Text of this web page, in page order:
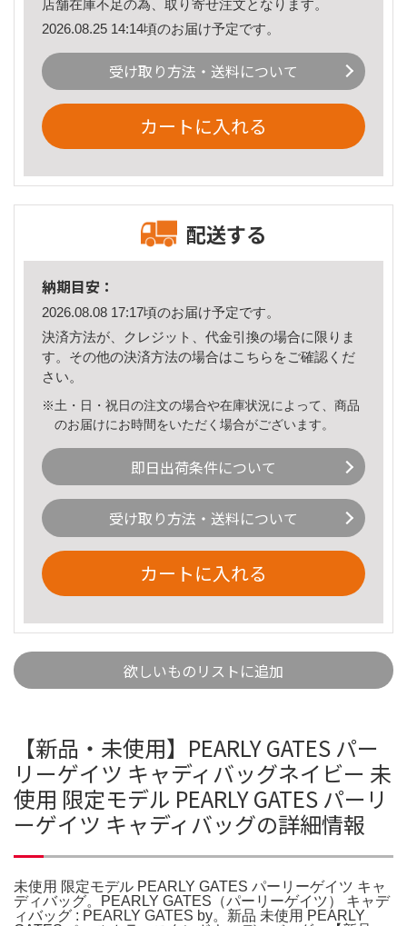
店舗在庫不足の為、取り寄せ注文となります。
2026.08.25 14:14頃のお届け予定です。
受け取り方法・送料について
カートに入れる
配送する
納期目安：
2026.08.08 17:17頃のお届け予定です。
決済方法が、クレジット、代金引換の場合に限りま
す。その他の決済方法の場合はこちら をご確認くだ
さい。
※土・日・祝日の注文の場合や在庫状況によって、商品
のお届けにお時間をいただく場合がございます。
即日出荷条件について
受け取り方法・送料について
カートに入れる
欲しいものリストに追加
【新品・未使用】PEARLY GATES パー
リーゲイツ キャディバッグネイビー 未
使用 限定モデル PEARLY GATES パーリ
ーゲイツ キャディバッグの詳細情報
未使用 限定モデル PEARLY GATES パーリーゲイツ キャ
ディバッグ。PEARLY GATES（パーリーゲイツ） キャデ
ィバッグ : PEARLY GATES by。新品 未使用 PEARLY